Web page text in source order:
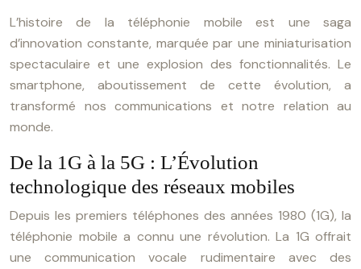
L’histoire de la téléphonie mobile est une saga
d’innovation constante, marquée par une miniaturisation
spectaculaire et une explosion des fonctionnalités. Le
smartphone, aboutissement de cette évolution, a
transformé nos communications et notre relation au
monde.
De la 1G à la 5G : L’Évolution
technologique des réseaux mobiles
Depuis les premiers téléphones des années 1980 (1G), la
téléphonie mobile a connu une révolution. La 1G offrait
une communication vocale rudimentaire avec des